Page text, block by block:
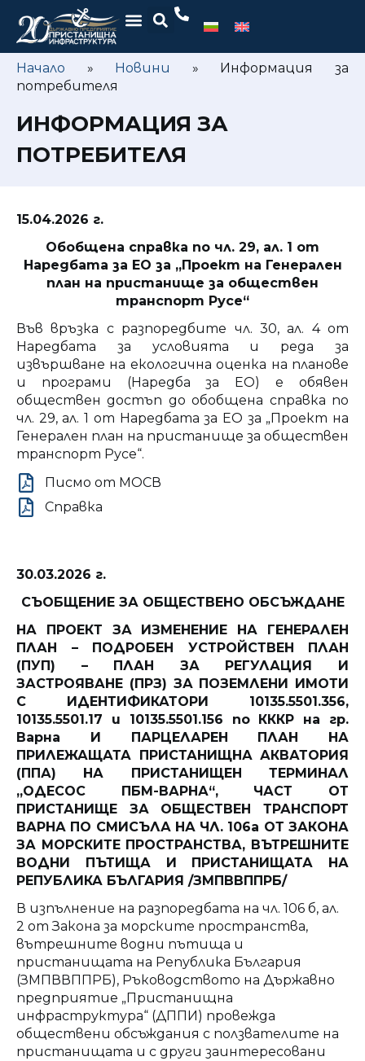
Начало » Новини » Информация за
потребителя
ИНФОРМАЦИЯ ЗА
ПОТРЕБИТЕЛЯ
15.04.2026 г.
Обобщена справка по чл. 29, ал. 1 от
Наредбата за ЕО за „Проект на Генерален
план на пристанище за обществен
транспорт Русе“
Във връзка с разпоредбите чл. 30, ал. 4 от
Наредбата за условията и реда за
извършване на екологична оценка на планове
и програми (Наредба за ЕО) е обявен
обществен достъп до обобщена справка по
чл. 29, ал. 1 от Наредбата за ЕО за „Проект на
Генерален план на пристанище за обществен
транспорт Русе“.
Писмо от МОСВ
Справка
30.03.2026 г.
СЪОБЩЕНИЕ ЗА ОБЩЕСТВЕНО ОБСЪЖДАНЕ
НА ПРОЕКТ ЗА ИЗМЕНЕНИЕ НА ГЕНЕРАЛЕН
ПЛАН – ПОДРОБЕН УСТРОЙСТВЕН ПЛАН
(ПУП) – ПЛАН ЗА РЕГУЛАЦИЯ И
ЗАСТРОЯВАНЕ (ПРЗ) ЗА ПОЗЕМЛЕНИ ИМОТИ
С ИДЕНТИФИКАТОРИ 10135.5501.356,
10135.5501.17 и 10135.5501.156 по КККР на гр.
Варна И ПАРЦЕЛАРЕН ПЛАН НА
ПРИЛЕЖАЩАТА ПРИСТАНИЩНА АКВАТОРИЯ
(ППА) НА ПРИСТАНИЩЕН ТЕРМИНАЛ
„ОДЕСОС ПБМ-ВАРНА“, ЧАСТ ОТ
ПРИСТАНИЩЕ ЗА ОБЩЕСТВЕН ТРАНСПОРТ
ВАРНА ПО СМИСЪЛА НА ЧЛ. 106а ОТ ЗАКОНА
ЗА МОРСКИТЕ ПРОСТРАНСТВА, ВЪТРЕШНИТЕ
ВОДНИ ПЪТИЩА И ПРИСТАНИЩАТА НА
РЕПУБЛИКА БЪЛГАРИЯ /ЗМПВВППРБ/
В изпълнение на разпоредбата на чл. 106 б, ал.
2 от Закона за морските пространства,
вътрешните водни пътища и
пристанищата на Република България
(ЗМПВВППРБ), Ръководството на Държавно
предприятие „Пристанищна
инфраструктура“ (ДППИ) провежда
обществени обсъждания с ползвателите на
пристанищата и с други заинтересовани